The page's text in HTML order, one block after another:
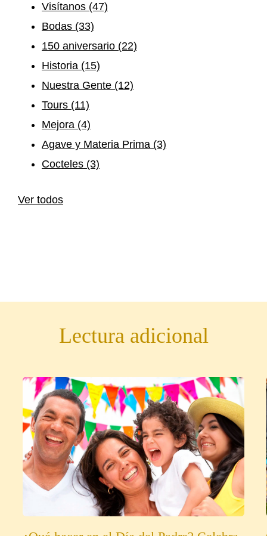
Visítanos (47)
Bodas (33)
150 aniversario (22)
Historia (15)
Nuestra Gente (12)
Tours (11)
Mejora (4)
Agave y Materia Prima (3)
Cocteles (3)
Ver todos
Lectura adicional